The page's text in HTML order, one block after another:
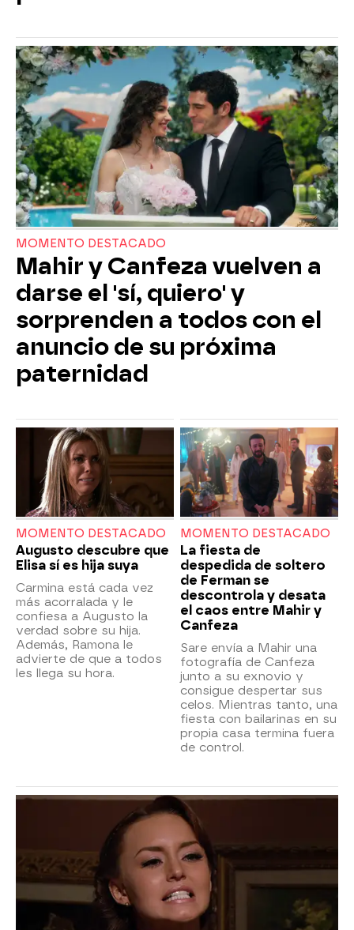
MOMENTO DESTACADO
Mahir y Canfeza vuelven a
darse el 'sí, quiero' y
sorprenden a todos con el
anuncio de su próxima
paternidad
MOMENTO DESTACADO
Augusto descubre que
Elisa sí es hija suya
Carmina está cada vez
más acorralada y le
confiesa a Augusto la
verdad sobre su hija.
Además, Ramona le
advierte de que a todos
les llega su hora.
MOMENTO DESTACADO
La fiesta de
despedida de soltero
de Ferman se
descontrola y desata
el caos entre Mahir y
Canfeza
Sare envía a Mahir una
fotografía de Canfeza
junto a su exnovio y
consigue despertar sus
celos. Mientras tanto, una
fiesta con bailarinas en su
propia casa termina fuera
de control.